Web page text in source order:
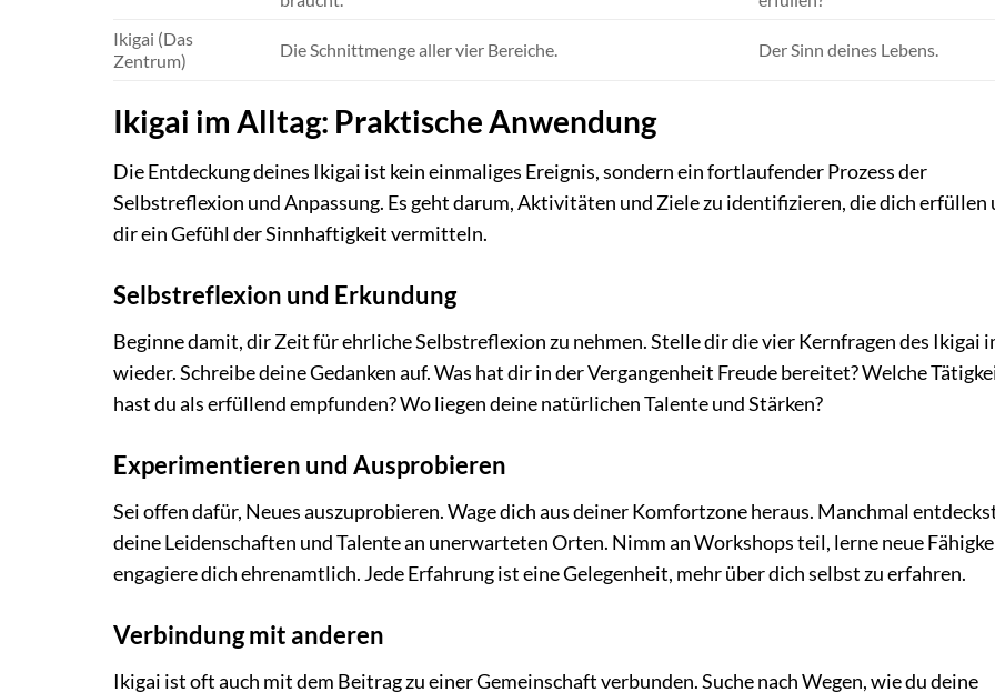
Ikigai (Das
Zentrum)
Die Schnittmenge aller vier Bereiche. Der Sinn deines Lebens.
Ikigai im Alltag: Praktische Anwendung
Die Entdeckung deines Ikigai ist kein einmaliges Ereignis, sondern ein fortlaufender Prozess der
Selbstreflexion und Anpassung. Es geht darum, Aktivitäten und Ziele zu identifizieren, die dich erfüllen
dir ein Gefühl der Sinnhaftigkeit vermitteln.
Selbstreflexion und Erkundung
Beginne damit, dir Zeit für ehrliche Selbstreflexion zu nehmen. Stelle dir die vier Kernfragen des Ikigai
wieder. Schreibe deine Gedanken auf. Was hat dir in der Vergangenheit Freude bereitet? Welche
hast du als erfüllend empfunden? Wo liegen deine natürlichen Talente und Stärken?
Experimentieren und Ausprobieren
Sei offen dafür, Neues auszuprobieren. Wage dich aus deiner Komfortzone heraus. Manchmal
deine Leidenschaften und Talente an unerwarteten Orten. Nimm an Workshops teil, lerne neue
engagiere dich ehrenamtlich. Jede Erfahrung ist eine Gelegenheit, mehr über dich selbst zu erfahren.
Verbindung mit anderen
Ikigai ist oft auch mit dem Beitrag zu einer Gemeinschaft verbunden. Suche nach Wegen, wie du deine